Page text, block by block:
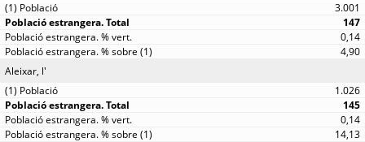
3.001
147
0,14
4,90
Aleixar, l'
1.026
145
0,14
14,13